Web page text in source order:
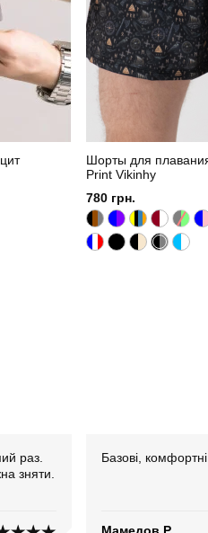
Шорты для
Print Vikinhy
780 грн.
раз.
зняти.
Базові, комфортні